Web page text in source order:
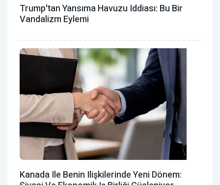
Trump'tan Yansıma Havuzu Iddiası: Bu Bir
Vandalizm Eylemi
Kanada Ile Benin Ilişkilerinde Yeni Dönem: